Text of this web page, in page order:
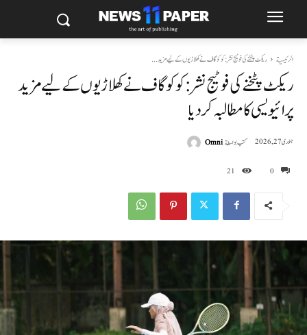
الرئيسية ریکٹ پٹخنے کی فوٹیج نشر: کوکو گاف نے کھلاڑیوں کے لیے مزید...
ریکٹ پٹخنے کی فوٹیج نشر: کوکو گاف نے کھلاڑیوں کے لیے مزید
پرائیویسی کا مطالبہ کر دیا
0
21
جنوری 27, 2026 كتب بواسطةOmni